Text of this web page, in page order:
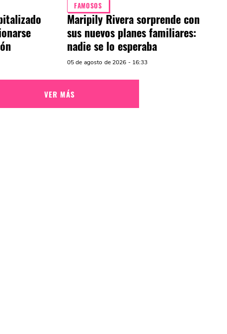
FAMOSOS
Maripily Rivera sorprende con
sus nuevos planes familiares:
nadie se lo esperaba
05 de agosto de 2026 - 16:33
VER MÁS